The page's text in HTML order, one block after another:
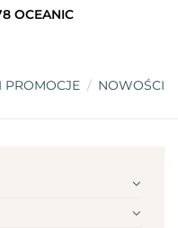
OCEANIC
PROMOCJE / NOWOŚCI